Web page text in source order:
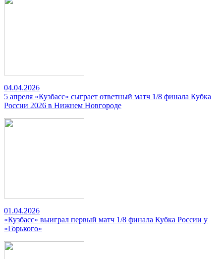
04.04.2026
5 апреля «Кузбасс» сыграет ответный матч 1/8 финала Кубка
России 2026 в Нижнем Новгороде
01.04.2026
«Кузбасс» выиграл первый матч 1/8 финала Кубка России у
«Горького»